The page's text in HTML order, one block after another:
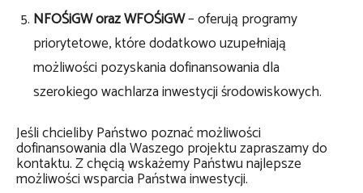
NFOŚiGW oraz WFOŚiGW– oferują programy
priorytetowe, które dodatkowo uzupełniają
możliwości pozyskania dofinansowania dla
szerokiego wachlarza inwestycji środowiskowych.
Jeśli chcieliby Państwo poznać możliwości
dofinansowania dla Waszego projektu zapraszamy do
kontaktu. Z chęcią wskażemy Państwu najlepsze
możliwości wsparcia Państwa inwestycji.